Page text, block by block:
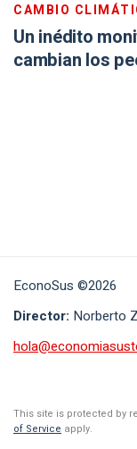
CAMBIO
Un inédito
cambian los
EconoSus ©2026
Director: Norberto
This site is protected by
of Service apply.